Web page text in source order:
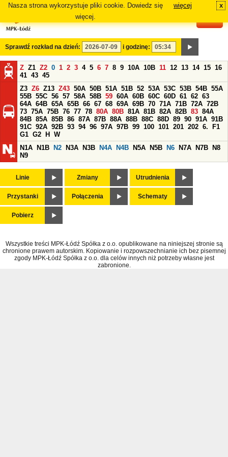
Nasza strona wykorzystuje pliki cookie. Dowiedz się
więcej.
więcej x
Sprawdź rozkład na dzień: i godzinę:
Z Z1 Z2 0 1 2 3 4 5 6 7 8 9 10A 10B 11 12 13 14 15 16
41 43 45
Z3 Z6 Z13 Z43 50A 50B 51A 51B 52 53A 53C 53B 54B 55A
55B 55C 56 57 58A 58B 59 60A 60B 60C 60D 61 62 63
64A 64B 65A 65B 66 67 68 69A 69B 70 71A 71B 72A 72B
73 75A 75B 76 77 78 80A 80B 81A 81B 82A 82B 83 84A
84B 85A 85B 86 87A 87B 88A 88B 88C 88D 89 90 91A 91B
91C 92A 92B 93 94 96 97A 97B 99 100 101 201 202 6.
F1
G1 G2 H
W
N1A
N1B N2 N3A N3B N4A N4B N5A N5B N6 N7A N7B
N8
N9
Linie Zmiany Utrudnienia
Przystanki Połączenia Schematy
Pobierz
Wszystkie treści MPK-Łódź Spółka z o.o. opublikowane na niniejszej stronie są
chronione prawem autorskim. Kopiowanie i rozpowszechnianie ich bez pisemnej
zgody MPK-Łódź Spółka z o.o. dla celów innych niż potrzeby własne jest
zabronione.